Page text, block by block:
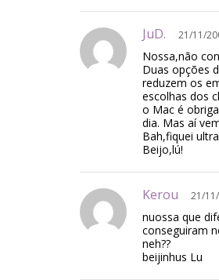
JuD. 21/11/
Nossa,não
Duas opções
reduzem os
escolhas dos
o Mac é
dia. Mas aí
Bah,fiquei
Beijo,lú!
Kerou 21/
nuossa que
conseguiram
neh??
beijinhus Lu